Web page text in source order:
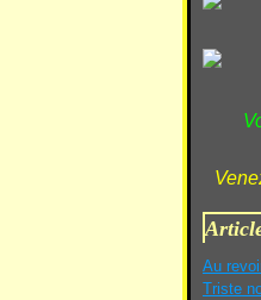
Au
Triste